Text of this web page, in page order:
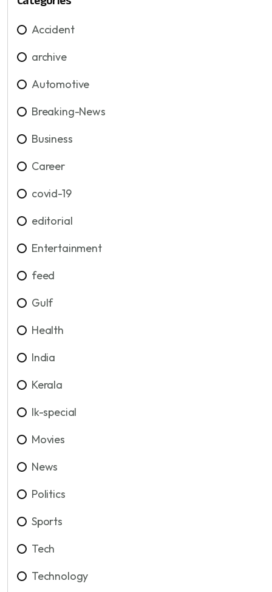
Accident
archive
Automotive
Breaking-News
Business
Career
covid-19
editorial
Entertainment
feed
Gulf
Health
India
Kerala
lk-special
Movies
News
Politics
Sports
Tech
Technology